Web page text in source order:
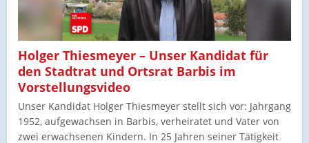
Holger Thiesmeyer – Unser Kandidat für
den Stadtrat und Ortsrat Barbis im
Vorstellungsvideo
Unser Kandidat Holger Thiesmeyer stellt sich vor: Jahrgang
1952, aufgewachsen in Barbis, verheiratet und Vater von
zwei erwachsenen Kindern. In 25 Jahren seiner Tätigkeit